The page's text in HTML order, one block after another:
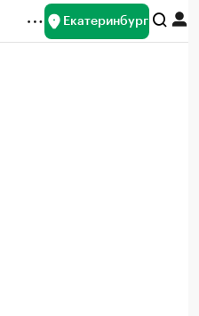
Екатеринбург